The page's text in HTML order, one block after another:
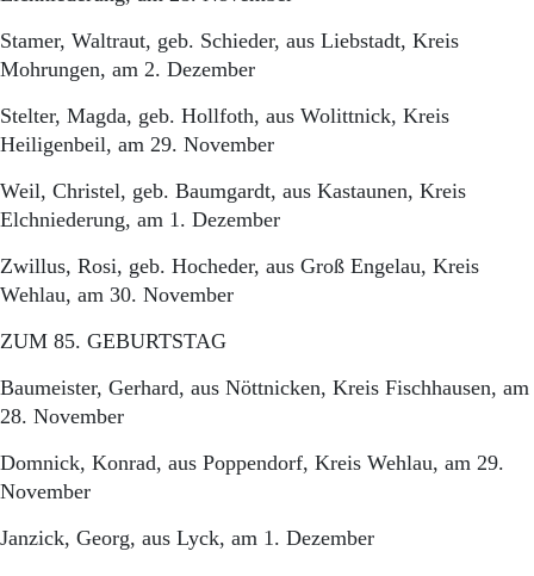
Stamer, Waltraut, geb. Schieder, aus Liebstadt, Kreis
Mohrungen, am 2. Dezember
Stelter, Magda, geb. Hollfoth, aus Wolittnick, Kreis
Heiligenbeil, am 29. November
Weil, Christel, geb. Baumgardt, aus Kastaunen, Kreis
Elchniederung, am 1. Dezember
Zwillus, Rosi, geb. Hocheder, aus Groß Engelau, Kreis
Wehlau, am 30. November
ZUM 85. GEBURTSTAG
Baumeister, Gerhard, aus Nöttnicken, Kreis Fischhausen, am
28. November
Domnick, Konrad, aus Poppendorf, Kreis Wehlau, am 29.
November
Janzick, Georg, aus Lyck, am 1. Dezember